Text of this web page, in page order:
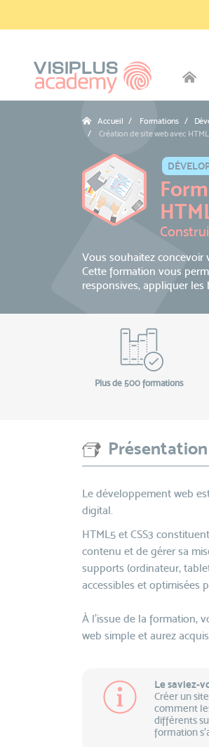
Accueil
Formations /
Création de site web avec
Vous souhaitez concevoir
Cette formation vous
responsives, appliquer
Plus de 500 formations
Le développement web
digital.
HTML5 et CSS3
contenu et de gérer sa
supports (ordinateur,
accessibles et optimisées
À l’issue de la formation,
web simple et aurez
Le saviez-
Créer un
comment
différents
formation